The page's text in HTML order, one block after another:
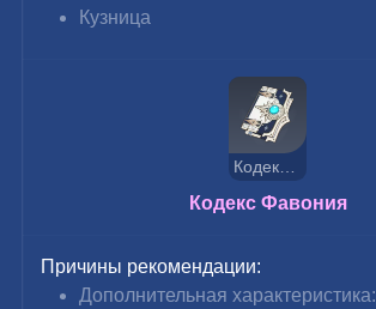
Кузница
Кодекс Фавония
Кодекс Фавония
Причины рекомендации:
Дополнительная характеристика: